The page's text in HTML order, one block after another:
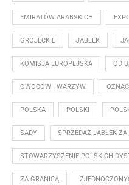
EMIRATÓW ARABSKICH
GRÓJECKIE JABŁEK
KOMISJA EUROPEJSKA OD
OWOCÓW I WARZYW
POLSKA POLSKI
SADY SPRZEDAŻ JABŁEK ZA
STOWARZYSZENIE POLSKICH
ZA GRANICĄ